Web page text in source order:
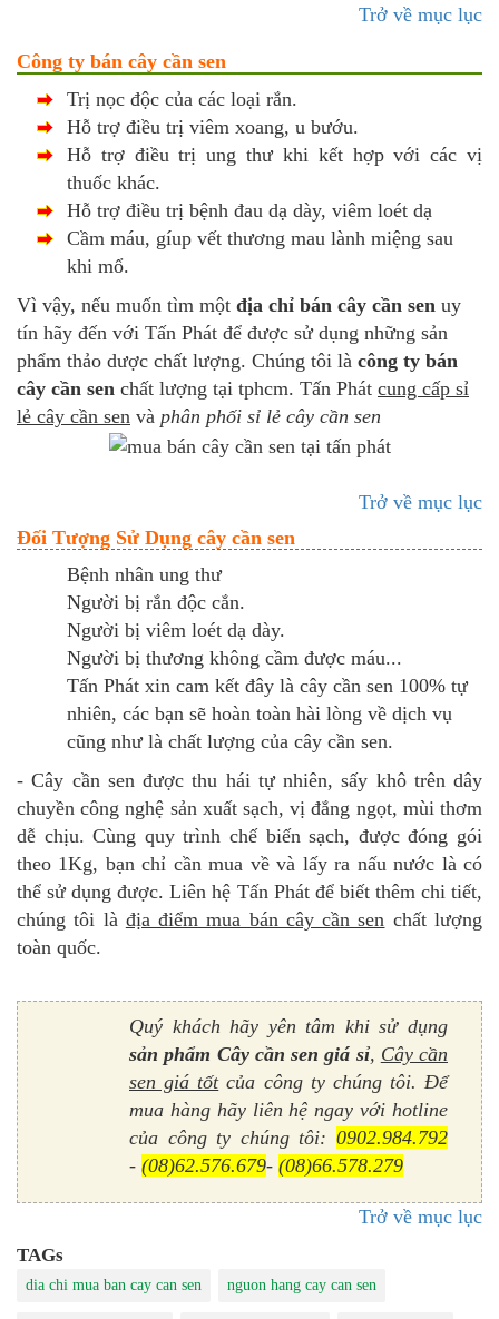
Trở về mục lục
Công ty bán cây cần sen
Trị nọc độc của các loại rắn.
Hỗ trợ điều trị viêm xoang, u bướu.
Hỗ trợ điều trị ung thư khi kết hợp với các vị
thuốc khác.
Hỗ trợ điều trị bệnh đau dạ dày, viêm loét dạ
Cầm máu, gíup vết thương mau lành miệng sau
khi mổ.
Vì vậy, nếu muốn tìm một địa chỉ bán cây cần sen uy
tín hãy đến với Tấn Phát để được sử dụng những sản
phẩm thảo dược chất lượng. Chúng tôi là công ty bán
cây cần sen chất lượng tại tphcm. Tấn Phát cung cấp sỉ
lẻ cây cần sen và phân phối sỉ lẻ cây cần sen
Trở về mục lục
Đối Tượng Sử Dụng cây cần sen
Bệnh nhân ung thư
Người bị rắn độc cắn.
Người bị viêm loét dạ dày.
Người bị thương không cầm được máu...
Tấn Phát xin cam kết đây là cây cần sen 100% tự
nhiên, các bạn sẽ hoàn toàn hài lòng về dịch vụ
cũng như là chất lượng của cây cần sen.
- Cây cần sen được thu hái tự nhiên, sấy khô trên dây
chuyền công nghệ sản xuất sạch, vị đắng ngọt, mùi thơm
dễ chịu. Cùng quy trình chế biến sạch, được đóng gói
theo 1Kg, bạn chỉ cần mua về và lấy ra nấu nước là có
thể sử dụng được. Liên hệ Tấn Phát để biết thêm chi tiết,
chúng tôi là địa điểm mua bán cây cần sen chất lượng
toàn quốc.
Quý khách hãy yên tâm khi sử dụng
sản phẩm Cây cần sen giá sỉ, Cây cần
sen giá tốtcủa công ty chúng tôi. Để
mua hàng hãy liên hệ ngay với hotline
của công ty chúng tôi: 0902.984.792
- (08)62.576.679- (08)66.578.279
Trở về mục lục
TAGs
dia chi mua ban cay can sen nguon hang cay can sen